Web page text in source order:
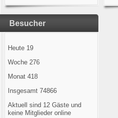
Besucher
Heute 19
Woche 276
Monat 418
Insgesamt 74866
Aktuell sind 12 Gäste und
keine Mitglieder online